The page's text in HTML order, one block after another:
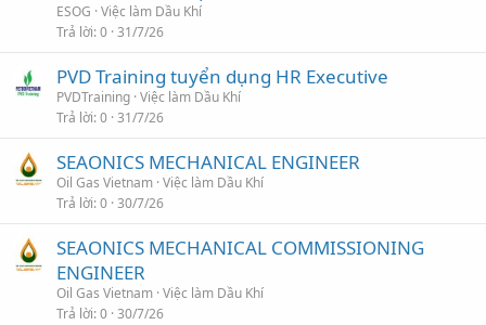
ESOG Việc làm Dầu Khí
Trả lời 0 31/7/26
PVD Training tuyển dụng HR Executive
PVDTraining Việc làm Dầu Khí
Trả lời 0 31/7/26
SEAONICS MECHANICAL ENGINEER
Oil Gas Vietnam Việc làm Dầu Khí
Trả lời 0 30/7/26
SEAONICS MECHANICAL COMMISSIONING
ENGINEER
Oil Gas Vietnam Việc làm Dầu Khí
Trả lời 0 30/7/26